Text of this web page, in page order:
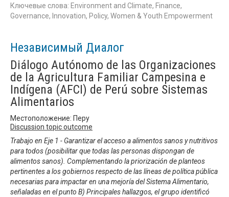
Ключевые слова: Environment and Climate, Finance,
Governance, Innovation, Policy, Women & Youth Empowerment
Независимый Диалог
Diálogo Autónomo de las Organizaciones
de la Agricultura Familiar Campesina e
Indígena (AFCI) de Perú sobre Sistemas
Alimentarios
Местоположение: Перу
Discussion topic outcome
Trabajo en Eje 1 - Garantizar el acceso a alimentos sanos y nutritivos
para todos (posibilitar que todas las personas dispongan de
alimentos sanos). Complementando la priorización de planteos
pertinentes a los gobiernos respecto de las líneas de política pública
necesarias para impactar en una mejoría del Sistema Alimentario,
señaladas en el punto B) Principales hallazgos, el grupo identificó